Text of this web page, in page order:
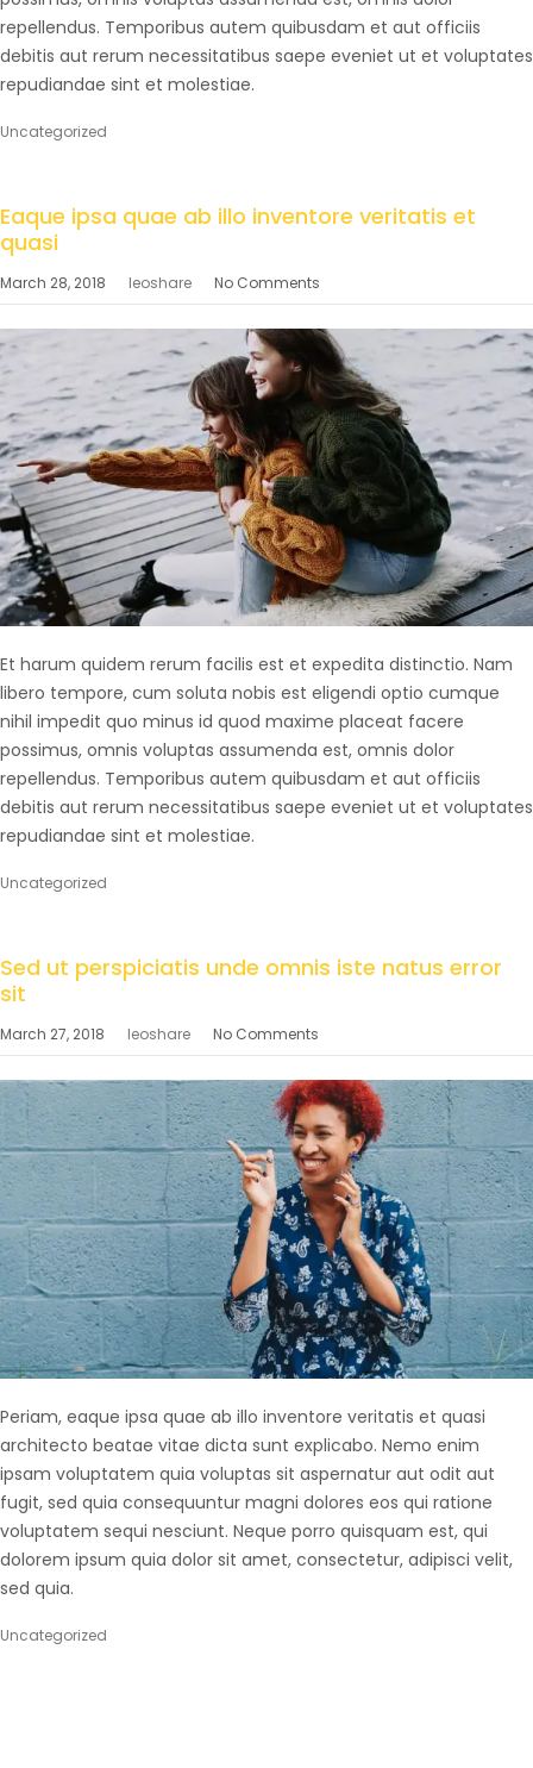
repellendus. Temporibus autem quibusdam et aut officiis
debitis aut rerum necessitatibus saepe eveniet ut et voluptates
repudiandae sint et molestiae.
Uncategorized
Eaque ipsa quae ab illo inventore veritatis et
quasi
March 28, 2018 leoshare No Comments
Et harum quidem rerum facilis est et expedita distinctio. Nam
libero tempore, cum soluta nobis est eligendi optio cumque
nihil impedit quo minus id quod maxime placeat facere
possimus, omnis voluptas assumenda est, omnis dolor
repellendus. Temporibus autem quibusdam et aut officiis
debitis aut rerum necessitatibus saepe eveniet ut et voluptates
repudiandae sint et molestiae.
Uncategorized
Sed ut perspiciatis unde omnis iste natus error
sit
March 27, 2018 leoshare No Comments
Periam, eaque ipsa quae ab illo inventore veritatis et quasi
architecto beatae vitae dicta sunt explicabo. Nemo enim
ipsam voluptatem quia voluptas sit aspernatur aut odit aut
fugit, sed quia consequuntur magni dolores eos qui ratione
voluptatem sequi nesciunt. Neque porro quisquam est, qui
dolorem ipsum quia dolor sit amet, consectetur, adipisci velit,
sed quia.
Uncategorized